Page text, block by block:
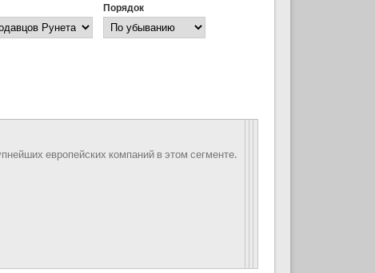
Порядок
европейских компаний в этом сегменте.